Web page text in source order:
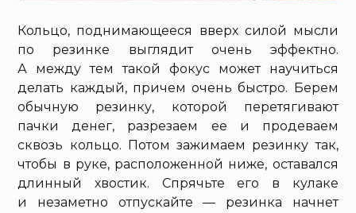
Кольцо, поднимающееся вверх силой мысли
по резинке выглядит очень эффектно.
А между тем такой фокус может научиться
делать каждый, причем очень быстро. Берем
обычную резинку, которой перетягивают
пачки денег, разрезаем ее и продеваем
сквозь кольцо. Потом зажимаем резинку так,
чтобы в руке, расположенной ниже, оставался
длинный хвостик. Спрячьте его в кулаке
и незаметно отпускайте — резинка начнет